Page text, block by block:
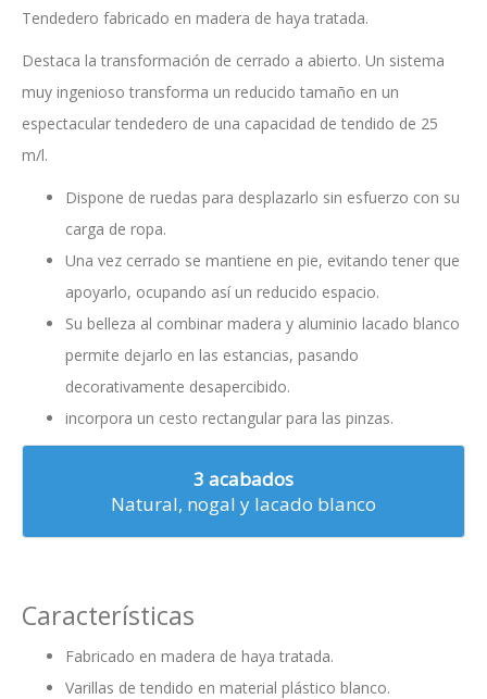
Tendedero fabricado en madera de haya tratada.
Destaca la transformación de cerrado a abierto. Un sistema
muy ingenioso transforma un reducido tamaño en un
espectacular tendedero de una capacidad de tendido de 25
m/l.
Dispone de ruedas para desplazarlo sin esfuerzo con su
carga de ropa.
Una vez cerrado se mantiene en pie, evitando tener que
apoyarlo, ocupando así un reducido espacio.
Su belleza al combinar madera y aluminio lacado blanco
permite dejarlo en las estancias, pasando
decorativamente desapercibido.
incorpora un cesto rectangular para las pinzas.
3 acabados
Natural, nogal y lacado blanco
Características
Fabricado en madera de haya tratada.
Varillas de tendido en material plástico blanco.